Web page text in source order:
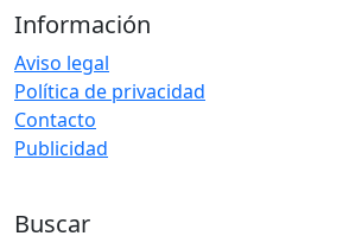
Información
Aviso legal
Política de privacidad
Contacto
Publicidad
Buscar